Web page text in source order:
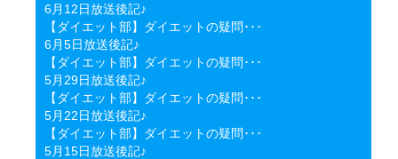
6月12日放送後記♪
【ダイエット部】ダイエットの疑問･･･
6月5日放送後記♪
【ダイエット部】ダイエットの疑問･･･
5月29日放送後記♪
【ダイエット部】ダイエットの疑問･･･
5月22日放送後記♪
【ダイエット部】ダイエットの疑問･･･
5月15日放送後記♪